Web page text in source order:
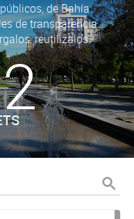
de Bahía
de transparencia.
reutilizalos.